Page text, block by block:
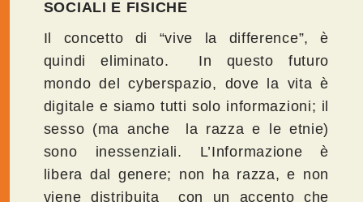
SOCIALI E FISICHE
Il concetto di “vive la difference”, è
quindi eliminato. In questo futuro
mondo del cyberspazio, dove la vita è
digitale e siamo tutti solo informazioni; il
sesso (ma anche la razza e le etnie)
sono inessenziali. L’Informazione è
libera dal genere; non ha razza, e non
viene distribuita con un accento che